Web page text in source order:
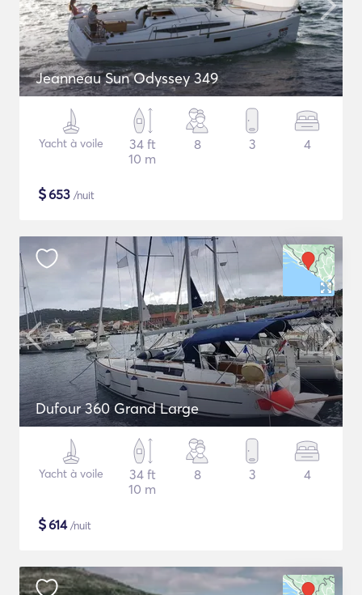
Jeanneau Sun Odyssey 349
Yacht à voile
34 ft
10 m
8 3 4
$653 /nuit
Dufour 360 Grand Large
Yacht à voile
34 ft
10 m
8 3 4
$614/nuit